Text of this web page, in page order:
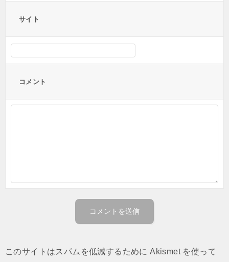
サイト
コメント
このサイトはスパムを低減するために Akismet を使って